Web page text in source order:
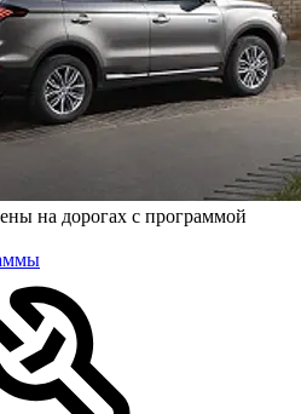
на дорогах с программой